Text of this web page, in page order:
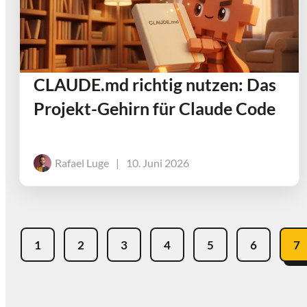
CLAUDE.md richtig nutzen: Das
Projekt-Gehirn für Claude Code
Rafael Luge | 10. Juni 2026
1 2 3 4 5 6 7